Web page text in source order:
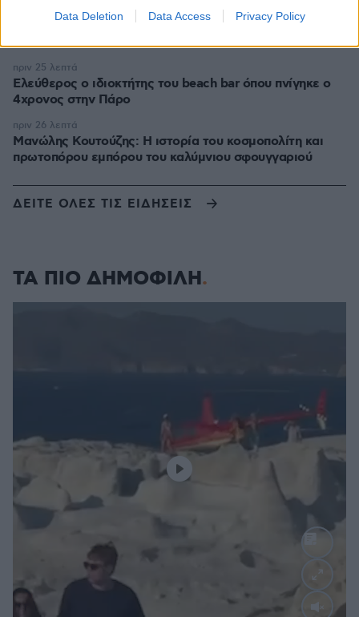
Data Deletion Data Access Privacy Policy
Δημοσκοπήσεις-«καμπανάκι» για τον Τραμπ: Χάνει
έδαφος σε οικονομία και εθνική ασφάλεια, εκεί που οι
Ρεπουμπλικανοί κυριαρχούσαν
Ελεύθερος ο ιδιοκτήτης του beach bar όπου πνίγηκε ο
4χρονος στην Πάρο
πριν 25 λεπτά
Μανώλης Κουτούζης: Η ιστορία του κοσμοπολίτη και
πρωτοπόρου εμπόρου του καλύμνιου σφουγγαριού
πριν 26 λεπτά
ΔΕΙΤΕ ΟΛΕΣ ΤΙΣ ΕΙΔΗΣΕΙΣ
ΤΑ ΠΙΟ ΔΗΜΟΦΙΛΗ